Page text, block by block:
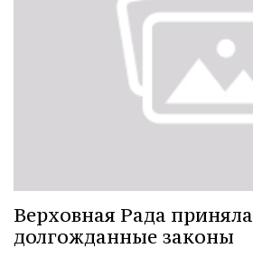
Верховная Рада приняла
долгожданные законы